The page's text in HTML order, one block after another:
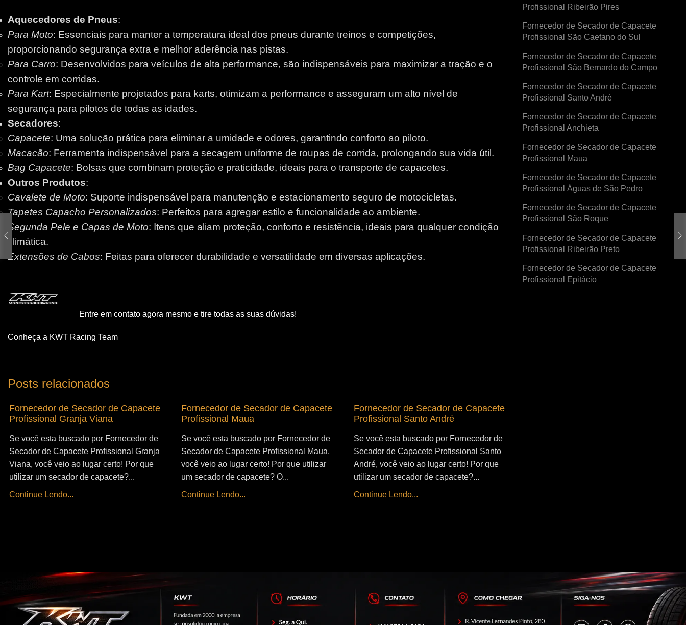
Aquecedores de Pneus:
Para Moto: Essenciais para manter a temperatura ideal dos pneus durante treinos e competições,
proporcionando segurança extra e melhor aderência nas pistas.
Para Carro: Desenvolvidos para veículos de alta performance, são indispensáveis para maximizar a tração e o
controle em corridas.
Para Kart: Especialmente projetados para karts, otimizam a performance e asseguram um alto nível de
segurança para pilotos de todas as idades.
Secadores:
Capacete: Uma solução prática para eliminar a umidade e odores, garantindo conforto ao piloto.
Macacão: Ferramenta indispensável para a secagem uniforme de roupas de corrida, prolongando sua vida útil.
Bag Capacete: Bolsas que combinam proteção e praticidade, ideais para o transporte de capacetes.
Outros Produtos:
Cavalete de Moto: Suporte indispensável para manutenção e estacionamento seguro de motocicletas.
Tapetes Capacho Personalizados: Perfeitos para agregar estilo e funcionalidade ao ambiente.
Segunda Pele e Capas de Moto: Itens que aliam proteção, conforto e resistência, ideais para qualquer condição
climática.
Extensões de Cabos: Feitas para oferecer durabilidade e versatilidade em diversas aplicações.
Entre em contato agora mesmo e tire todas as suas dúvidas!
Conheça a KWT Racing Team
Posts relacionados
Fornecedor de Secador de Capacete
Profissional Granja Viana
Se você esta buscado por Fornecedor de
Secador de Capacete Profissional Granja
Viana, você veio ao lugar certo! Por que
utilizar um secador de capacete?...
Continue Lendo...
Fornecedor de Secador de Capacete
Profissional Maua
Se você esta buscado por Fornecedor de
Secador de Capacete Profissional Maua,
você veio ao lugar certo! Por que utilizar
um secador de capacete? O...
Continue Lendo...
Fornecedor de Secador de Capacete
Profissional Santo André
Se você esta buscado por Fornecedor de
Secador de Capacete Profissional Santo
André, você veio ao lugar certo! Por que
utilizar um secador de capacete?...
Continue Lendo...
Profissional Ribeirão Pires
Fornecedor de Secador de Capacete
Profissional São Caetano do Sul
Fornecedor de Secador de Capacete
Profissional São Bernardo do Campo
Fornecedor de Secador de Capacete
Profissional Santo André
Fornecedor de Secador de Capacete
Profissional Anchieta
Fornecedor de Secador de Capacete
Profissional Maua
Fornecedor de Secador de Capacete
Profissional Águas de São Pedro
Fornecedor de Secador de Capacete
Profissional São Roque
Fornecedor de Secador de Capacete
Profissional Ribeirão Preto
Fornecedor de Secador de Capacete
Profissional Epitácio